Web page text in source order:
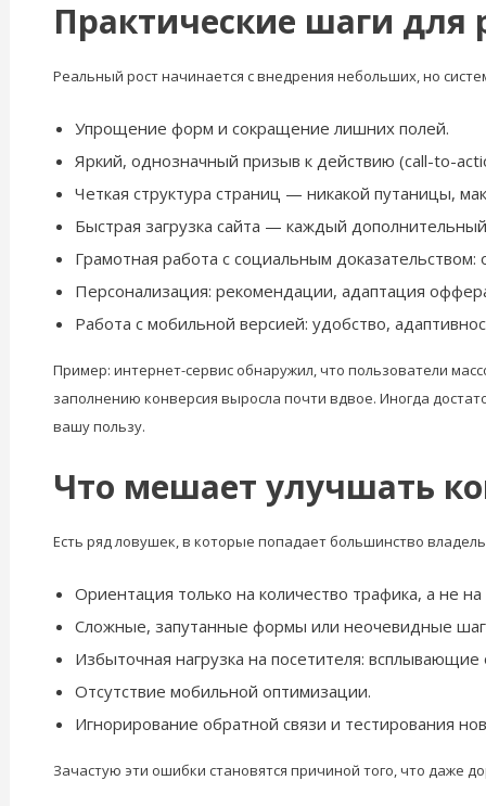
Практические шаги для
Реальный рост начинается с внедрения небольших, но
Упрощение форм и сокращение лишних полей.
Яркий, однозначный призыв к действию (call-to-
Четкая структура страниц — никакой путаницы,
Быстрая загрузка сайта — каждый
Грамотная работа с социальным
Персонализация: рекомендации, адаптация
Работа с мобильной версией: удобство,
Пример: интернет-сервис обнаружил, что пользователи
заполнению конверсия выросла почти вдвое. Иногда
вашу пользу.
Что мешает улучшать
Есть ряд ловушек, в которые попадает большинство
Ориентация только на количество трафика, а не
Сложные, запутанные формы или неочевидные
Избыточная нагрузка на посетителя:
Отсутствие мобильной оптимизации.
Игнорирование обратной связи и тестирования
Зачастую эти ошибки становятся причиной того, что даже